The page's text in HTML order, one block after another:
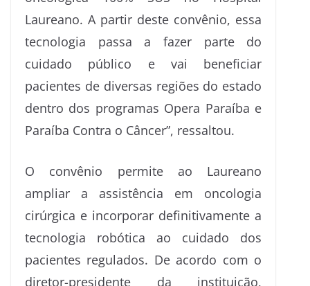
Laureano. A partir deste convênio, essa
tecnologia passa a fazer parte do
cuidado público e vai beneficiar
pacientes de diversas regiões do estado
dentro dos programas Opera Paraíba e
Paraíba Contra o Câncer”, ressaltou.
O convênio permite ao Laureano
ampliar a assistência em oncologia
cirúrgica e incorporar definitivamente a
tecnologia robótica ao cuidado dos
pacientes regulados. De acordo com o
diretor-presidente da instituição,